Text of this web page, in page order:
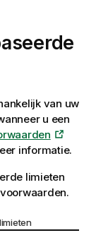
van uw
u een
informatie.
limieten